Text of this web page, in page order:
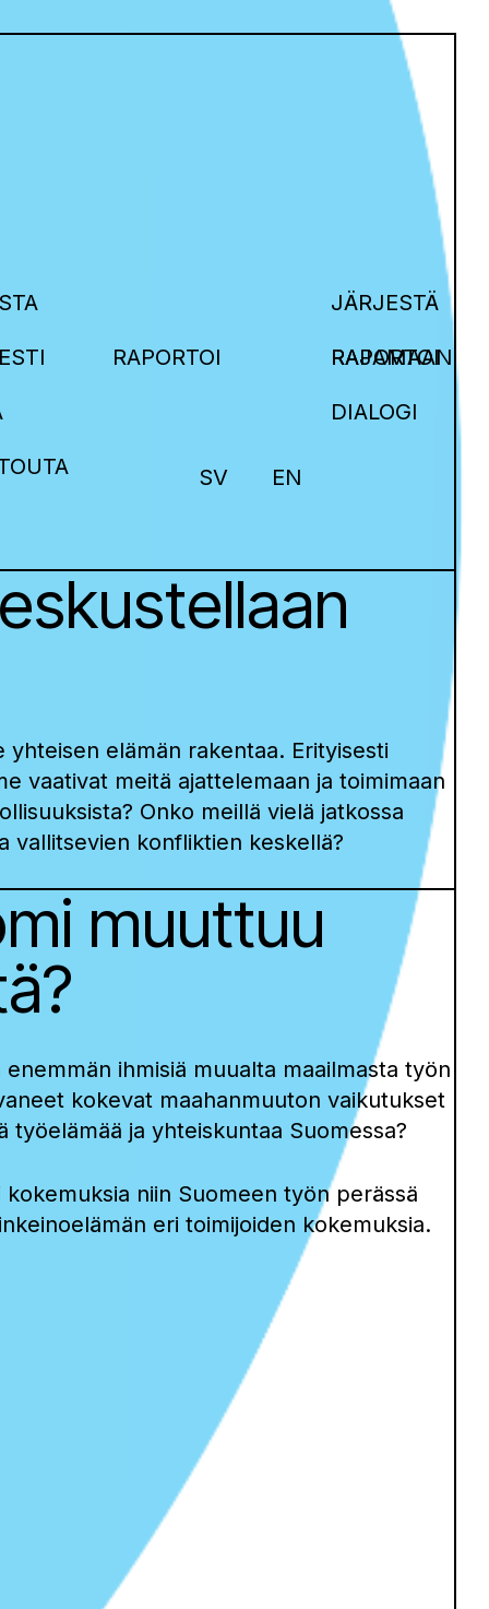
RAPORTOI
JÄRJESTÄ
RAJAMAAN
DIALOGI
RAPORTOI
SV EN
elämän rakentaa. Erityisesti
vaativat meitä ajattelemaan ja toimimaan
Onko meillä vielä jatkossa
vallitsevien konfliktien keskellä?
muuttuu
ihmisiä muualta maailmasta työn
kokevat maahanmuuton vaikutukset
ja yhteiskuntaa Suomessa?
niin Suomeen työn perässä
eri toimijoiden kokemuksia.